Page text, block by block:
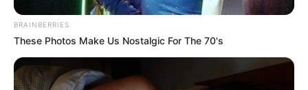
BRAINBERRIES
These Photos Make Us Nostalgic For The 70's